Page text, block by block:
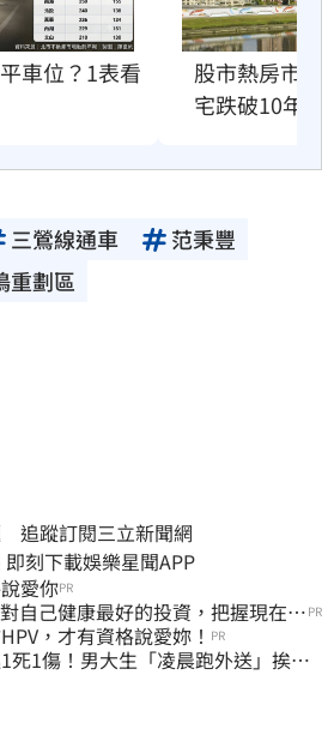
車位？1表看
股市熱房市冷
宅跌破10年前
三鶯線通車
范秉豐
重劃區
追蹤訂閱三立新聞網
一手掌握明星動態 即刻下載娛樂星聞APP
愛你PR
自己健康最好的投資，把握現在不 PR
，才有資格說愛妳！ PR
死1傷！男大生「凌晨跑外送」挨